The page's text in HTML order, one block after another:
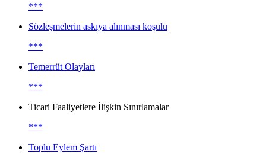
***
Sözleşmelerin askıya alınması koşulu
***
Temerrüt Olayları
***
Ticari Faaliyetlere İlişkin Sınırlamalar
***
Toplu Eylem Şartı